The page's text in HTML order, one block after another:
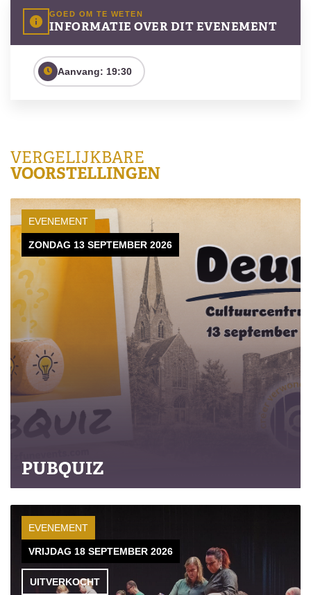
GOED OM TE WETEN
INFORMATIE OVER DIT EVENEMENT
Aanvang: 19:30
VERGELIJKBARE
VOORSTELLINGEN
EVENEMENT
ZONDAG 13 SEPTEMBER 2026
PUBQUIZ
EVENEMENT
VRIJDAG 18 SEPTEMBER 2026
UITVERKOCHT